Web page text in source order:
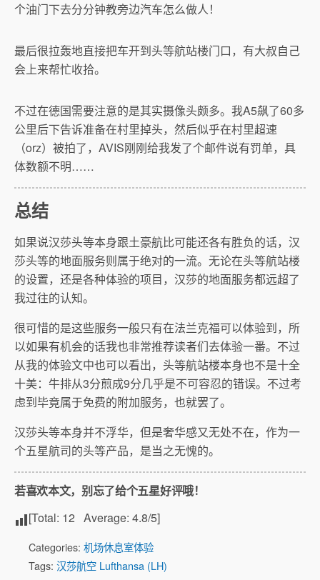
个油门下去分分钟教旁边汽车怎么做人！
最后很拉轰地直接把车开到头等航站楼门口，有大叔自己
会上来帮忙收拾。
不过在德国需要注意的是其实摄像头颇多。我A5飙了60多
公里后下告诉准备在村里掉头，然后似乎在村里超速
（orz）被拍了，AVIS刚刚给我发了个邮件说有罚单，具
体数额不明……
总结
如果说汉莎头等本身跟土豪航比可能还各有胜负的话，汉
莎头等的地面服务则属于绝对的一流。无论在头等航站楼
的设置，还是各种体验的项目，汉莎的地面服务都远超了
我过往的认知。
很可惜的是这些服务一般只有在法兰克福可以体验到，所
以如果有机会的话我也非常推荐读者们去体验一番。不过
从我的体验文中也可以看出，头等航站楼本身也不是十全
十美：牛排从3分煎成9分几乎是不可容忍的错误。不过考
虑到毕竟属于免费的附加服务，也就罢了。
汉莎头等本身并不浮华，但是奢华感又无处不在，作为一
个五星航司的头等产品，是当之无愧的。
若喜欢本文，别忘了给个五星好评哦！
[Total: 12 Average: 4.8/5]
Categories: 机场休息室体验
Tags: 汉莎航空 Lufthansa (LH)